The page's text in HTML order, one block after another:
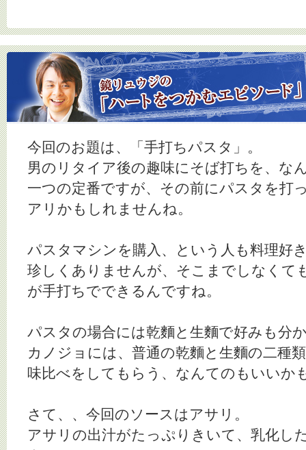
今回のお題は、「手打ちパスタ」。
男のリタイア後の趣味にそば打ちを、な
一つの定番ですが、その前にパスタを打
アリかもしれませんね。
パスタマシンを購入、という人も料理好
珍しくありませんが、そこまでしなくて
が手打ちでできるんですね。
パスタの場合には乾麵と生麵で好みも分
カノジョには、普通の乾麵と生麵の二種
味比べをしてもらう、なんてのもいいか
さて、、今回のソースはアサリ。
アサリの出汁がたっぷりきいて、乳化し